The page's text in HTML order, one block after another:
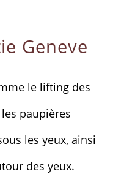
Geneve
le lifting des
paupières
les yeux, ainsi
des yeux.